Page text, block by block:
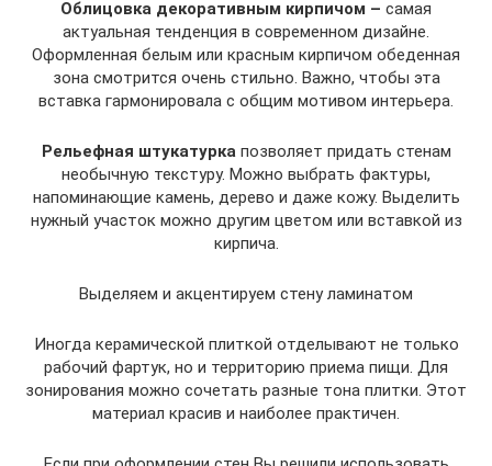
Облицовка декоративным кирпичом – самая
актуальная тенденция в современном дизайне.
Оформленная белым или красным кирпичом обеденная
зона смотрится очень стильно. Важно, чтобы эта
вставка гармонировала с общим мотивом интерьера.
Рельефная штукатурка позволяет придать стенам
необычную текстуру. Можно выбрать фактуры,
напоминающие камень, дерево и даже кожу. Выделить
нужный участок можно другим цветом или вставкой из
кирпича.
Выделяем и акцентируем стену ламинатом
Иногда керамической плиткой отделывают не только
рабочий фартук, но и территорию приема пищи. Для
зонирования можно сочетать разные тона плитки. Этот
материал красив и наиболее практичен.